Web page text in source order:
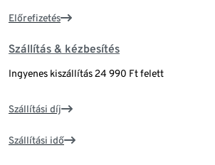
Előrefizetés
Szállítás & kézbesítés
Ingyenes kiszállítás 24 990 Ft felett
Szállítási díj
Szállítási idő